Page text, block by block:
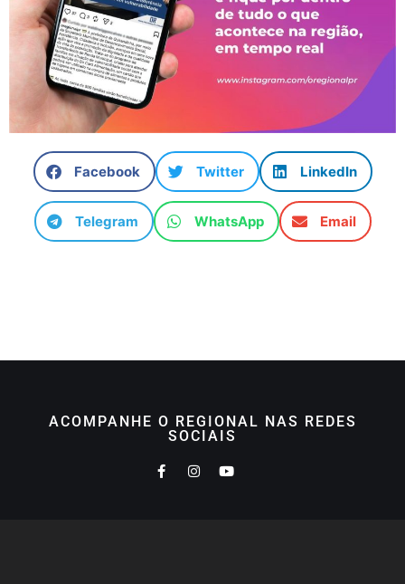
Facebook Twitter LinkedIn
Telegram WhatsApp Email
ACOMPANHE O REGIONAL NAS REDES
SOCIAIS